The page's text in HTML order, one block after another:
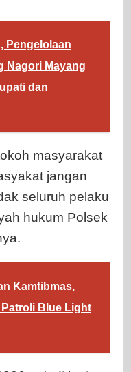
Pengelolaan
Nagori Mayang
dan
masyarakat
jangan
seluruh pelaku
hukum Polsek
Kamtibmas,
Blue Light